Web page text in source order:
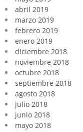
abril 2019
marzo 2019
febrero 2019
enero 2019
diciembre 2018
noviembre 2018
octubre 2018
septiembre 2018
agosto 2018
julio 2018
junio 2018
mayo 2018